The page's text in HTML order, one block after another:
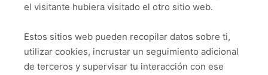
el visitante hubiera visitado el otro sitio web.
Estos sitios web pueden recopilar datos sobre ti,
utilizar cookies, incrustar un seguimiento adicional
de terceros y supervisar tu interacción con ese